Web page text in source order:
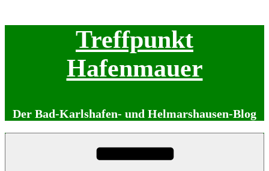
Treffpunkt
Hafenmauer
Der Bad-Karlshafen- und Helmarshausen-Blog